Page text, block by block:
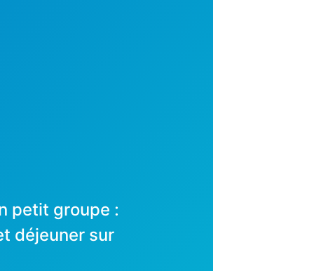
petit groupe :
déjeuner sur